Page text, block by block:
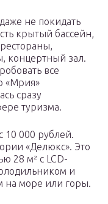
не покидать
крытый бассейн,
концертный зал.
все
«Мрия»
сразу
туризма.
10 000 рублей.
«Делюкс». Это
28 м² с LCD-
и
на море или горы.